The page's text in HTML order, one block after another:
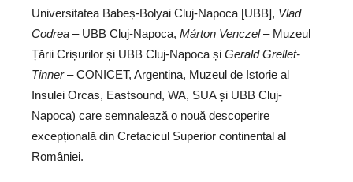
Universitatea Babeș-Bolyai Cluj-Napoca [UBB], Vlad
Codrea – UBB Cluj-Napoca, Márton Venczel– Muzeul
Țării Crișurilor și UBB Cluj-Napoca și Gerald Grellet-
Tinner– CONICET, Argentina, Muzeul de Istorie al
Insulei Orcas, Eastsound, WA, SUA și UBB Cluj-
Napoca) care semnalează o nouă descoperire
excepțională din Cretacicul Superior continental al
României.